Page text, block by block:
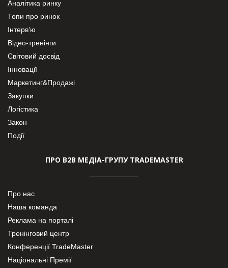
Аналітика ринку
Топи про ринок
Інтерв’ю
Відео-тренінги
Світовий досвід
Інновації
Маркетинг&Продажі
Закупки
Логістика
Закон
Події
ПРО В2В МЕДІА-ГРУПУ TRADEMASTER
Про нас
Наша команда
Реклама на порталі
Тренінговий центр
Конференції TradeMaster
Національні Премії